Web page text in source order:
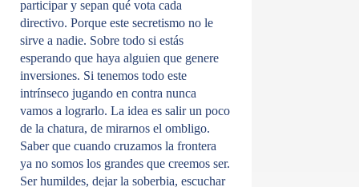
participar y sepan qué vota cada
directivo. Porque este secretismo no le
sirve a nadie. Sobre todo si estás
esperando que haya alguien que genere
inversiones. Si tenemos todo este
intrínseco jugando en contra nunca
vamos a lograrlo. La idea es salir un poco
de la chatura, de mirarnos el ombligo.
Saber que cuando cruzamos la frontera
ya no somos los grandes que creemos ser.
Ser humildes, dejar la soberbia, escuchar